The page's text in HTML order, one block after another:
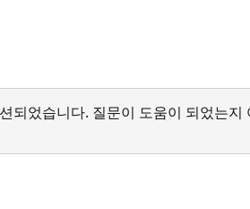
었습니다. 질문이 도움이 되었는